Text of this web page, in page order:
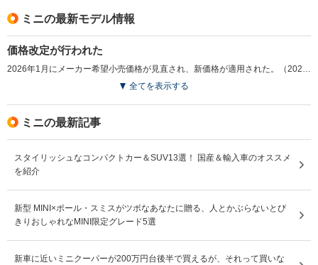
ミニの最新モデル情報
価格改定が行われた
2026年1月にメーカー希望小売価格が見直され、新価格が適用された。（2026.1）
全てを表示する
ミニの最新記事
スタイリッシュなコンパクトカー＆SUV13選！ 国産＆輸入車のオススメ
を紹介
新型 MINI×ポール・スミスがツボなあなたに贈る、人とかぶらないとび
きりおしゃれなMINI限定グレード5選
新車に近いミニクーパーが200万円台後半で買えるが、それって買いな